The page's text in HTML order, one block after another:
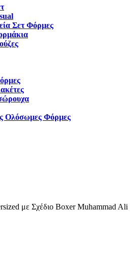
Σετ Φόρμες
Ολόσωμες Φόρμες
με Σχέδιο Boxer Muhammad Ali